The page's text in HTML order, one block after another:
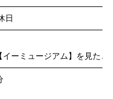
日
ーミュージアム】を見たと